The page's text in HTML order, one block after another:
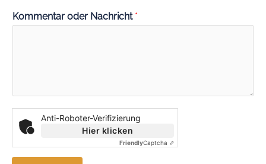
Kommentar oder Nachricht *
Anti-Roboter-Verifizierung
Hier klicken
FriendlyCaptcha ⇗